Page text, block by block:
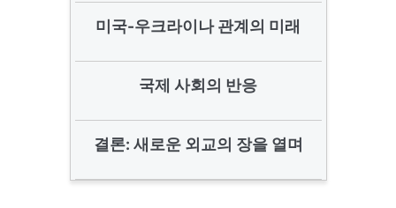
미국-우크라이나 관계의 미래
국제 사회의 반응
결론: 새로운 외교의 장을 열며